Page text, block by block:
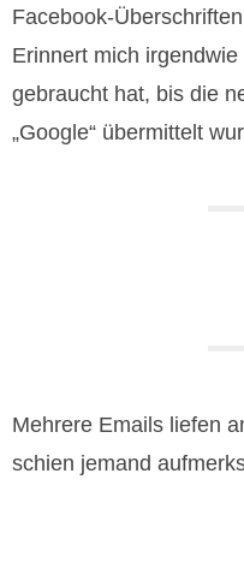
Facebook-
Erinnert mich
gebraucht hat, bis die
„Google“ übermittelt
Mehrere Emails liefen
schien jemand